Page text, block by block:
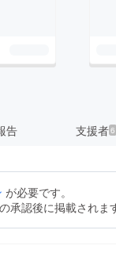
告 支援者6
が必要です。
承認後に掲載されま